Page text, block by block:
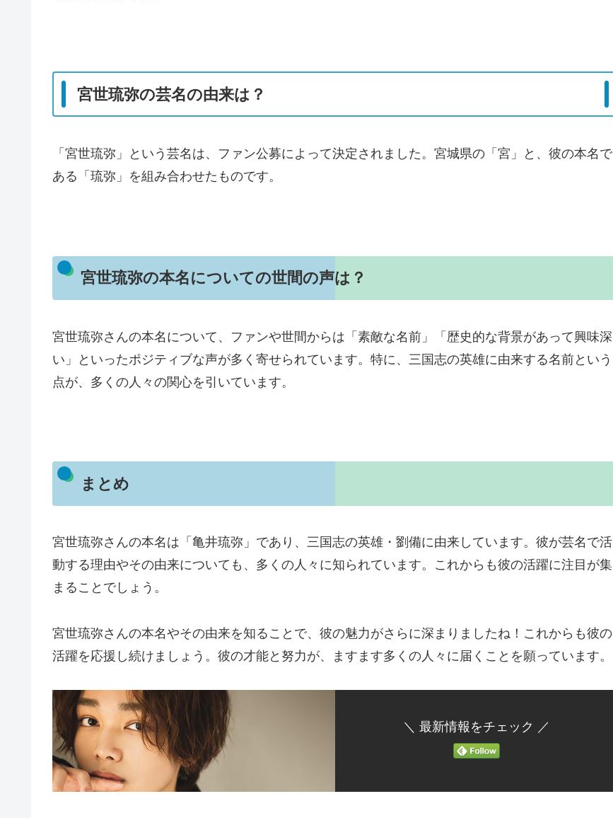
宮世琉弥の芸名の由来は？
「宮世琉弥」という芸名は、ファン公募によって決定されました。宮城県の「宮」と、彼の本名で
ある「琉弥」を組み合わせたものです。
宮世琉弥の本名についての世間の声は？
宮世琉弥さんの本名について、ファンや世間からは「素敵な名前」「歴史的な背景があって興味深
い」といったポジティブな声が多く寄せられています。特に、三国志の英雄に由来する名前という
点が、多くの人々の関心を引いています。
まとめ
宮世琉弥さんの本名は「亀井琉弥」であり、三国志の英雄・劉備に由来しています。彼が芸名で活
動する理由やその由来についても、多くの人々に知られています。これからも彼の活躍に注目が集
まることでしょう。
宮世琉弥さんの本名やその由来を知ることで、彼の魅力がさらに深まりましたね！これからも彼の
活躍を応援し続けましょう。彼の才能と努力が、ますます多くの人々に届くことを願っています。
＼ 最新情報をチェック ／